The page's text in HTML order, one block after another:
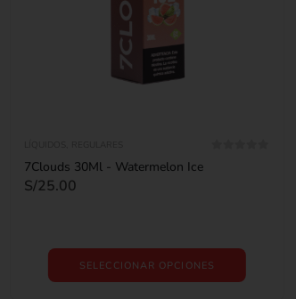
7Clouds 30Ml - Watermelon Ice
S/25.00
SELECCIONAR OPCIONES